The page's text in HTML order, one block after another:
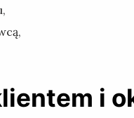
i